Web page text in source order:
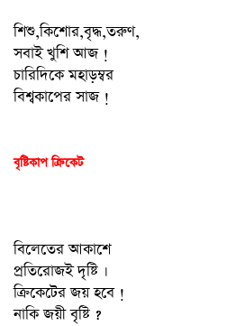
শিশু,কিশোর,বৃদ্ধ,তরুণ,
সবাই খুশি আজ !
চারিদিকে মহাড়ম্বর
বিশ্বকাপের সাজ !
বৃষ্টিকাপ ক্রিকেট
বিলেতের আকাশে
প্রতিরোজই দৃষ্টি ।
ক্রিকেটের জয় হবে !
নাকি জয়ী বৃষ্টি ?